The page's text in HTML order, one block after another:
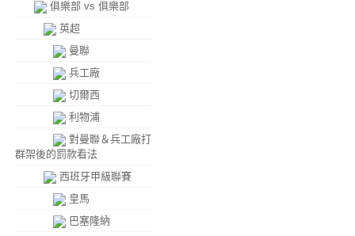
俱樂部 vs 俱樂部
英超
曼聯
兵工廠
切爾西
利物浦
對曼聯＆兵工廠打
群架後的罰款看法
西班牙甲級聯賽
皇馬
巴塞隆納